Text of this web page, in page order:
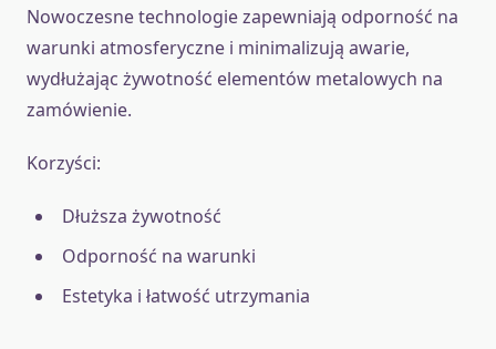
Nowoczesne technologie zapewniają odporność na
warunki atmosferyczne i minimalizują awarie,
wydłużając żywotność elementów metalowych na
zamówienie.
Korzyści:
Dłuższa żywotność
Odporność na warunki
Estetyka i łatwość utrzymania